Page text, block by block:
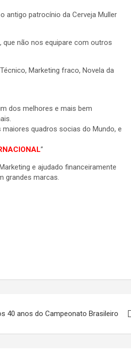
antigo patrocínio da Cerveja Muller
não nos equipare com outros
Marketing fraco, Novela da
dos melhores e mais bem
quadros socias do Mundo, e
”
e ajudado financeiramente
grandes marcas.
40 anos do Campeonato Brasileiro